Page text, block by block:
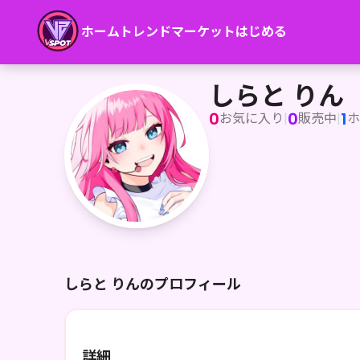
ホーム トレンドマーケットはじめる
しらと りん
しらと りん
0お気に入り |0販売中|1
しらと りんのプロフィール